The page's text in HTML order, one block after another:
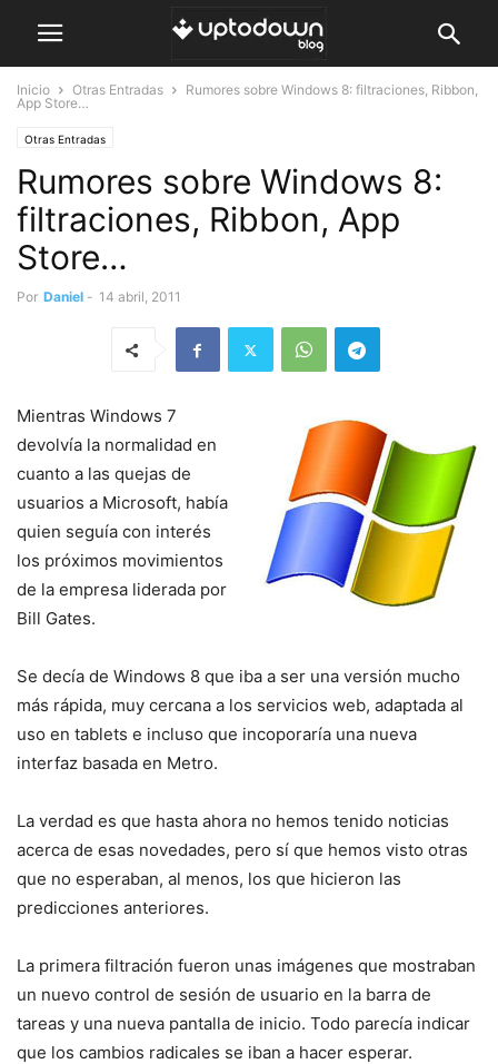
Inicio Otras Entradas
Rumores sobre Windows 8: filtraciones, Ribbon,
App Store…
Otras Entradas
Rumores sobre Windows 8:
filtraciones, Ribbon, App
Store…
Por Daniel - 14 abril, 2011
Mientras Windows 7
devolvía la normalidad en
cuanto a las quejas de
usuarios a Microsoft, había
quien seguía con interés
los próximos movimientos
de la empresa liderada por
Bill Gates.
Se decía de Windows 8 que iba a ser una versión mucho
más rápida, muy cercana a los servicios web, adaptada al
uso en tablets e incluso que incoporaría una nueva
interfaz basada en Metro.
La verdad es que hasta ahora no hemos tenido noticias
acerca de esas novedades, pero sí que hemos visto otras
que no esperaban, al menos, los que hicieron las
predicciones anteriores.
La primera filtración fueron unas imágenes que mostraban
un nuevo control de sesión de usuario en la barra de
tareas y una nueva pantalla de inicio. Todo parecía indicar
que los cambios radicales se iban a hacer esperar.